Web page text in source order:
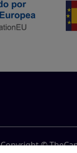
Copyright ©